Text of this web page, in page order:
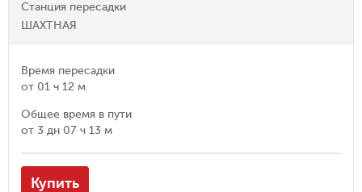
Станция пересадки
ШАХТНАЯ
Время пересадки
от 01 ч 12 м
Общее время в пути
от 3 дн 07 ч 13 м
Купить